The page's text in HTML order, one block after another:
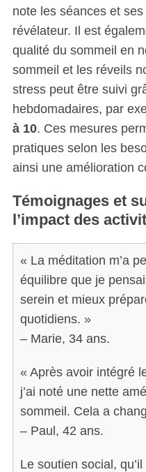
note les séances et
révélateur. Il est
qualité du sommeil en
sommeil et les réveils
stress peut être suivi
hebdomadaires, par
à 10. Ces mesures
pratiques selon les
ainsi une amélioration
Témoignages et
l’impact des
« La méditation m’a
équilibre que je
serein et mieux
quotidiens. »
– Marie, 34 ans.
« Après avoir intégré
j’ai noté une nette
sommeil. Cela a
– Paul, 42 ans.
Le soutien social,